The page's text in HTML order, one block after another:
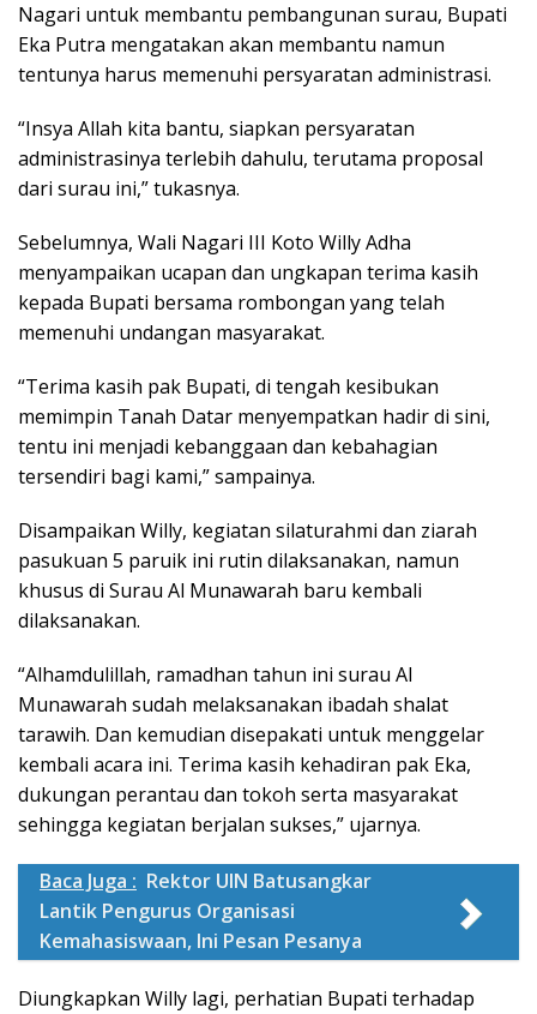
Nagari untuk membantu pembangunan surau, Bupati
Eka Putra mengatakan akan membantu namun
tentunya harus memenuhi persyaratan administrasi.
“Insya Allah kita bantu, siapkan persyaratan
administrasinya terlebih dahulu, terutama proposal
dari surau ini,” tukasnya.
Sebelumnya, Wali Nagari III Koto Willy Adha
menyampaikan ucapan dan ungkapan terima kasih
kepada Bupati bersama rombongan yang telah
memenuhi undangan masyarakat.
“Terima kasih pak Bupati, di tengah kesibukan
memimpin Tanah Datar menyempatkan hadir di sini,
tentu ini menjadi kebanggaan dan kebahagian
tersendiri bagi kami,” sampainya.
Disampaikan Willy, kegiatan silaturahmi dan ziarah
pasukuan 5 paruik ini rutin dilaksanakan, namun
khusus di Surau Al Munawarah baru kembali
dilaksanakan.
“Alhamdulillah, ramadhan tahun ini surau Al
Munawarah sudah melaksanakan ibadah shalat
tarawih. Dan kemudian disepakati untuk menggelar
kembali acara ini. Terima kasih kehadiran pak Eka,
dukungan perantau dan tokoh serta masyarakat
sehingga kegiatan berjalan sukses,” ujarnya.
Baca Juga : Rektor UIN Batusangkar
Lantik Pengurus Organisasi
Kemahasiswaan, Ini Pesan Pesanya
Diungkapkan Willy lagi, perhatian Bupati terhadap